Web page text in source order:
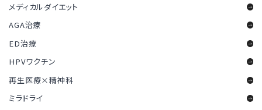
メディカルダイエット
AGA治療
ED治療
HPVワクチン
再生医療×精神科
ミラドライ